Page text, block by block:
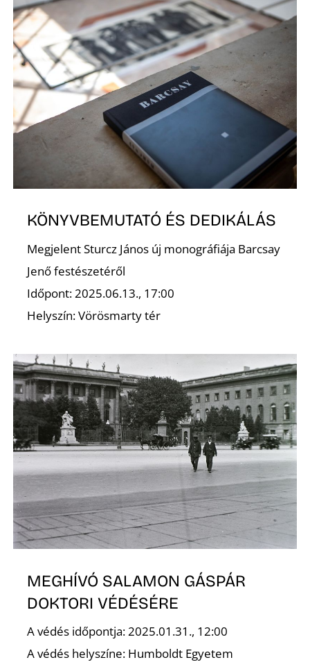
KÖNYVBEMUTATÓ ÉS DEDIKÁLÁS
Megjelent Sturcz János új monográfiája Barcsay
Jenő festészetéről
Időpont: 2025.06.13., 17:00
Helyszín: Vörösmarty tér
MEGHÍVÓ SALAMON GÁSPÁR
DOKTORI VÉDÉSÉRE
A védés időpontja: 2025.01.31., 12:00
A védés helyszíne: Humboldt Egyetem